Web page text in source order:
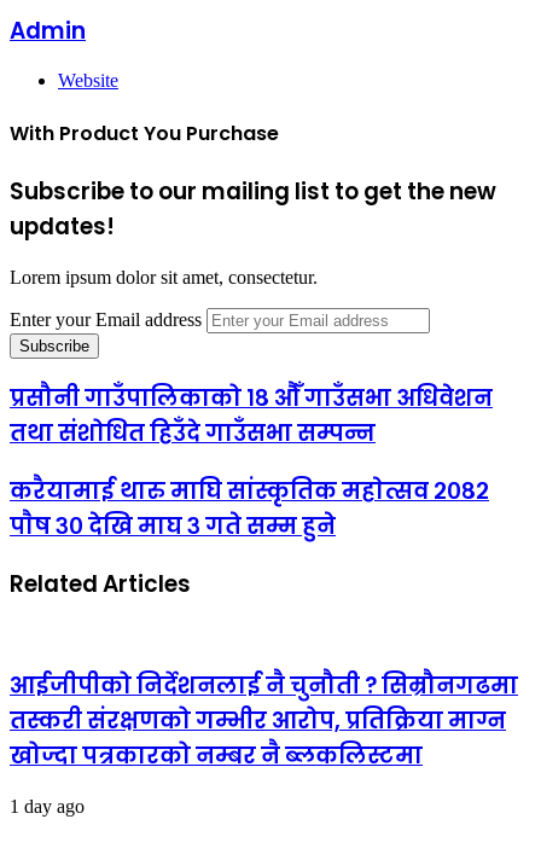
Admin
Website
With Product You Purchase
Subscribe to our mailing list to get the new
updates!
Lorem ipsum dolor sit amet, consectetur.
Enter your Email address
प्रसौनी गाउँपालिकाको १८ औँ गाउँसभा अधिवेशन
तथा संशोधित हिउँदे गाउँसभा सम्पन्न
करैयामाई थारु माघि सांस्कृतिक महाेत्सव २०८२
पाैष ३० देखि माघ ३ गते सम्म हुने
Related Articles
आईजीपीको निर्देशनलाई नै चुनौती ? सिम्रौनगढमा
तस्करी संरक्षणको गम्भीर आरोप, प्रतिक्रिया माग्न
खोज्दा पत्रकारको नम्बर नै ब्लकलिस्टमा
1 day ago